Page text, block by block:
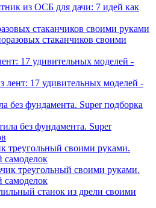
стаканчиков своими руками
17 удивительных моделей -
без фундамента. Super подборка
треугольный своими руками.
станок из дрели своими